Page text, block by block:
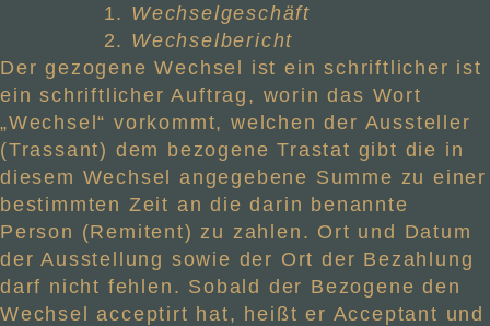
Wechselgeschäft
Wechselbericht
Der gezogene Wechsel ist ein schriftlicher ist
ein schriftlicher Auftrag, worin das Wort
„Wechsel“ vorkommt, welchen der Aussteller
(Trassant) dem bezogene Trastat gibt die in
diesem Wechsel angegebene Summe zu einer
bestimmten Zeit an die darin benannte
Person (Remitent) zu zahlen. Ort und Datum
der Ausstellung sowie der Ort der Bezahlung
darf nicht fehlen. Sobald der Bezogene den
Wechsel acceptirt hat, heißt er Acceptant und